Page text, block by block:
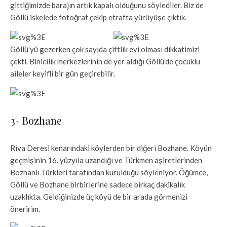
gittiğimizde barajın artık kapalı olduğunu söylediler. Biz de
Göllü iskelede fotoğraf çekip etrafta yürüyüşe çıktık.
Göllü’yü gezerken çok sayıda çiftlik evi olması dikkatimizi
çekti. Binicilik merkezlerinin de yer aldığı Göllü’de çocuklu
aileler keyifli bir gün geçirebilir.
3- Bozhane
Riva Deresi kenarındaki köylerden bir diğeri Bozhane. Köyün
geçmişinin 16. yüzyıla uzandığı ve Türkmen aşiretlerinden
Bozhanlı Türkleri tarafından kurulduğu söyleniyor. Öğümce,
Göllü ve Bozhane birbirlerine sadece birkaç dakikalık
uzaklıkta. Geldiğinizde üç köyü de bir arada görmenizi
öneririm.